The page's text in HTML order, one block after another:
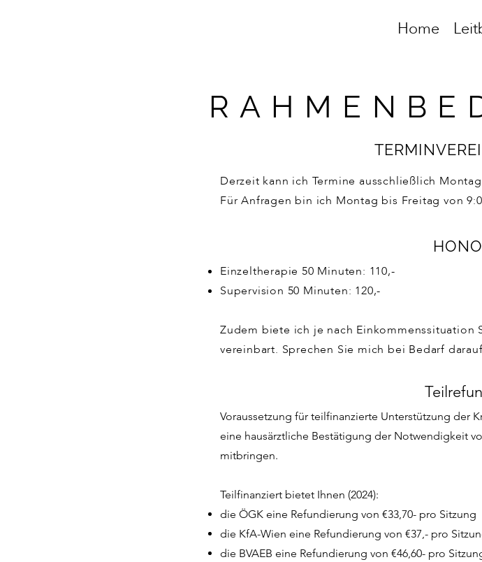
Home
Derzeit kann ich Termine ausschließlich
Für Anfragen bin ich Montag bis Freitag von
Einzeltherapie 50 Minuten: 110,-
Supervision 50 Minuten: 120,-
Zudem biete ich je nach Einkommenssituation
vereinbart. Sprechen Sie mich bei Bedarf
Voraussetzung für teilfinanzierte Unterstützung der
eine hausärztliche Bestätigung der Notwendigkeit
mitbringen.
Teilfinanziert bietet Ihnen (2024):
die ÖGK eine Refundierung von €33,70- pro Sitzung
die KfA-Wien eine Refundierung von €37,- pro
die BVAEB eine Refundierung von €46,60- pro